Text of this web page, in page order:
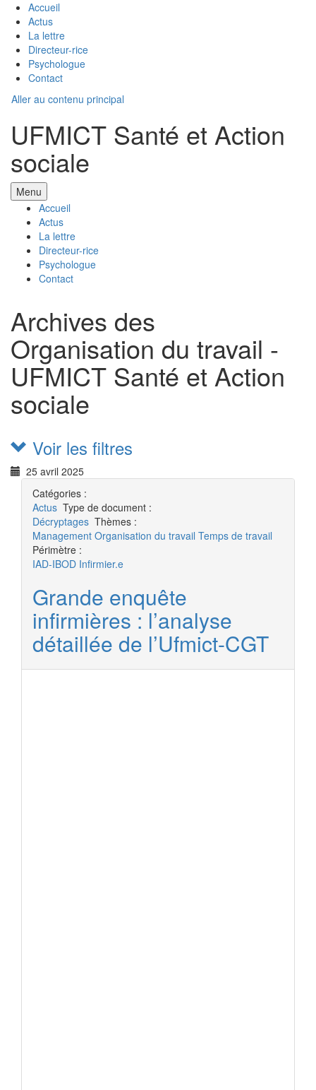
Accueil
Actus
La lettre
Directeur-rice
Psychologue
Contact
Aller au contenu principal
UFMICT Santé et Action
sociale
Menu
Accueil
Actus
La lettre
Directeur-rice
Psychologue
Contact
Archives des
Organisation du travail -
UFMICT Santé et Action
sociale
Voir les filtres
25 avril 2025
Catégories :
Actus Type de document :
Décryptages Thèmes :
Management Organisation du travail Temps de travail
Périmètre :
IAD-IBOD Infirmier.e
Grande enquête
infirmières : l’analyse
détaillée de l’Ufmict-CGT